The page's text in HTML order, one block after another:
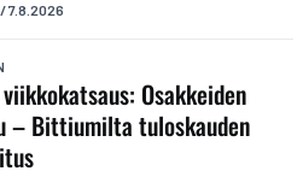
/7.8.2026
Osakkeiden
– Bittiumilta tuloskauden